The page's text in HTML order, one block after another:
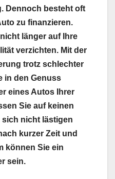
Dennoch besteht oft
zu finanzieren.
länger auf Ihre
verzichten. Mit der
trotz schlechter
in den Genuss
eines Autos Ihrer
Sie auf keinen
nicht lästigen
kurzer Zeit und
können Sie ein
sein.